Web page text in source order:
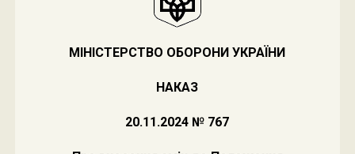
МІНІСТЕРСТВО ОБОРОНИ УКРАЇНИ
НАКАЗ
20.11.2024 № 767